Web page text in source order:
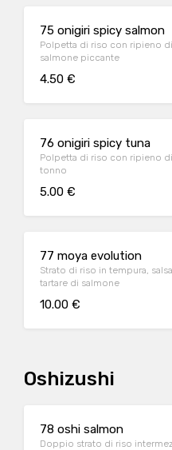
75 onigiri spicy salmon
Polpetta di riso con ripieno
salmone piccante
4.50 €
76 onigiri spicy tuna
Polpetta di riso con ripieno
tonno
5.00 €
77 moya evolution
Strato di riso in tempura,
tartare di salmone
10.00 €
Oshizushi
78 oshi salmon
Doppio strato di riso